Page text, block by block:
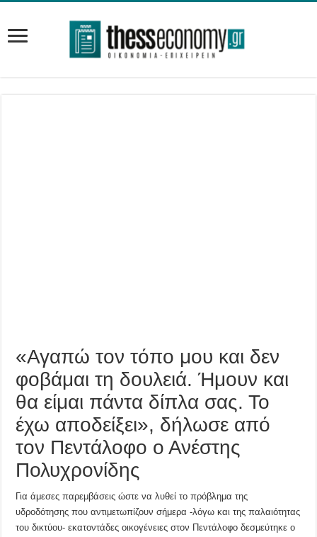
«Αγαπώ τον τόπο μου και δεν
φοβάμαι τη δουλειά. Ήμουν και
θα είμαι πάντα δίπλα σας. Το
έχω αποδείξει», δήλωσε από
τον Πεντάλοφο ο Ανέστης
Πολυχρονίδης
Για άμεσες παρεμβάσεις ώστε να λυθεί το πρόβλημα της
υδροδότησης που αντιμετωπίζουν σήμερα -λόγω και της παλαιότητας
του δικτύου- εκατοντάδες οικογένειες στον Πεντάλοφο δεσμεύτηκε ο